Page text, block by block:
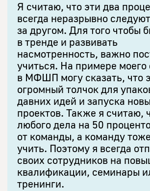
Я считаю, что эти два
всегда неразрывно
за другом. Для того чтобы
в тренде и развивать
насмотренность, важно
учиться. На примере моего
в МФШП могу сказать, что
огромный толчок для
давних идей и запуска
проектов. Также я считаю,
любого дела на 50
от команды, а команду
учить. Поэтому я всегда
своих сотрудников на
квалификации, семинары
тренинги.